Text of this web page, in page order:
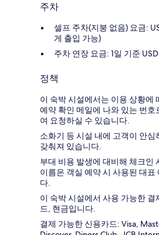
주차
셀프 주차(지붕 없음) 요금:
게 출입 가능)
주차 연장 요금: 1일 기준
정책
이 숙박 시설에서는 이용 상황에
예약 확인 메일에 나와 있는 번
여 요청하실 수 있습니다.
소화기 등 시설 내에 고객이 안
갖춰져 있습니다.
부대 비용 발생에 대비해 체크인
이름은 객실 예약 시 사용된 대
다.
이 숙박 시설에서 사용 가능한
드, 현금입니다.
결제 가능한 신용카드: Visa,